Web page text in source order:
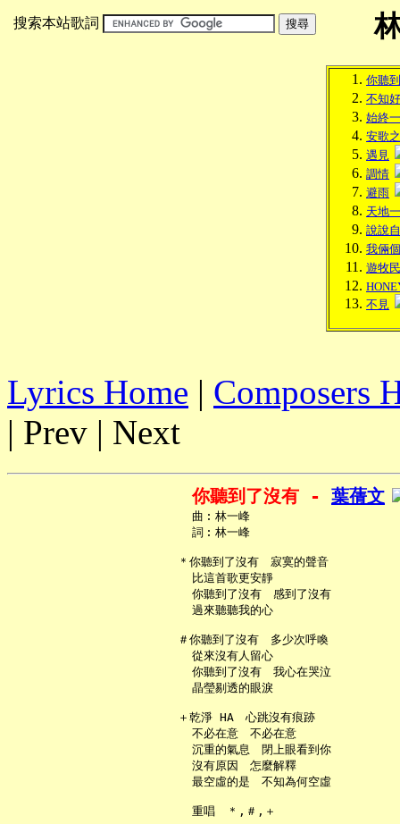
搜索本站歌詞
你聽
不知
始終
安歌
遇見
調情
避雨
天地
說說
我倆個
遊牧
不見
Lyrics Home | Composers
| Prev | Next
你聽到了沒有 - 葉蒨文
     曲︰林一峰
     詞︰林一峰
   ＊你聽到了沒有　寂寞的聲音
     比這首歌更安靜
     你聽到了沒有　感到了沒有
     過來聽聽我的心
   ＃你聽到了沒有　多少次呼喚
     從來沒有人留心
     你聽到了沒有　我心在哭泣
     晶瑩剔透的眼淚
   ＋乾淨 HA　心跳沒有痕跡
     不必在意　不必在意
     沉重的氣息　閉上眼看到你
     沒有原因　怎麼解釋
     最空虛的是　不知為何空虛
     重唱　＊,＃,＋